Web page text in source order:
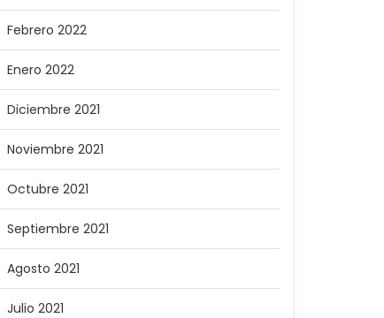
Febrero 2022
Enero 2022
Diciembre 2021
Noviembre 2021
Octubre 2021
Septiembre 2021
Agosto 2021
Julio 2021